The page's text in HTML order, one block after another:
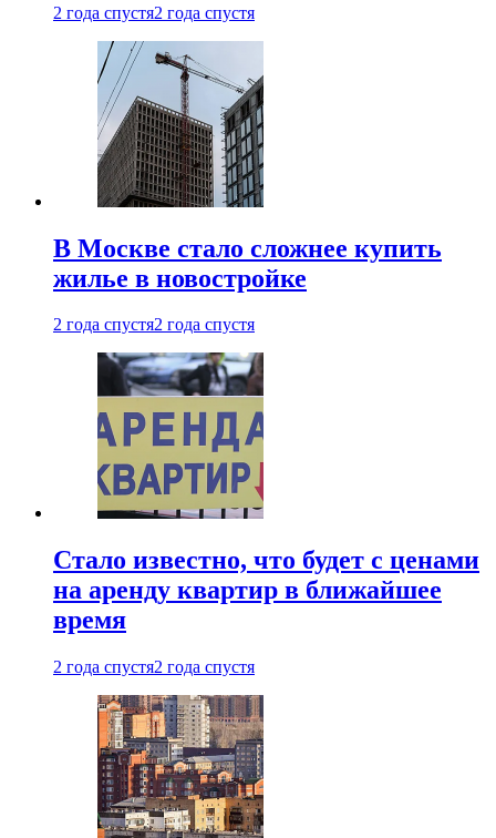
2 года спустя2 года спустя
В Москве стало сложнее купить
жилье в новостройке
2 года спустя2 года спустя
Стало известно, что будет с ценами
на аренду квартир в ближайшее
время
2 года спустя2 года спустя